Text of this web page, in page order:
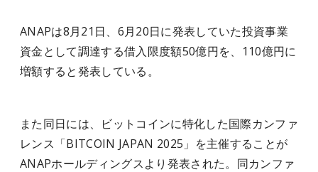
ANAPは8月21日、6月20日に発表していた投資事業
資金として調達する借入限度額50億円を、110億円に
増額すると発表している。
また同日には、ビットコインに特化した国際カンファ
レンス「BITCOIN JAPAN 2025」を主催することが
ANAPホールディングスより発表された。同カンファ